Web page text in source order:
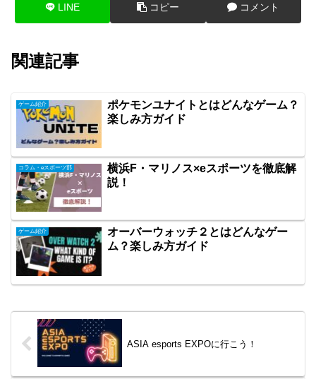
LINE コピー コメント
関連記事
ゲーム紹介
ポケモンユナイトとはどんなゲーム？
楽しみ方ガイド
コラム・eスポーツ部
横浜F・マリノス×eスポーツを徹底解
説！
ゲーム紹介
オーバーウォッチ２とはどんなゲー
ム？楽しみ方ガイド
ASIA esports EXPOに行こう！